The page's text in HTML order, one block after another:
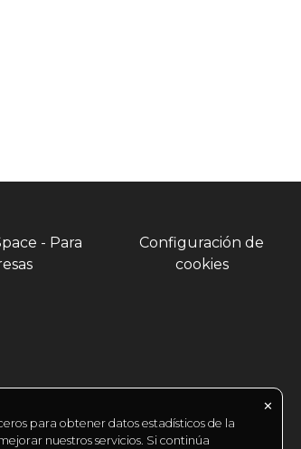
- Para
Configuración de
cookies
✕
para obtener datos estadísticos de la
nuestros servicios. Si continúa